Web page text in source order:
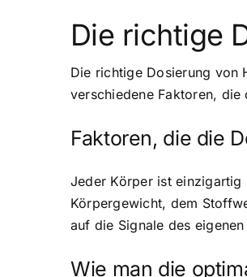
Die richtige
Die richtige Dosierung von
verschiedene Faktoren,
Faktoren, die die
Jeder Körper ist einzigartig
Körpergewicht, dem
auf die Signale des
Wie man die